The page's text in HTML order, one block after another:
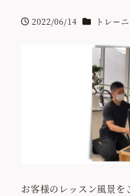
投稿日
2022/06/14 カテゴリー
トレー
お客様のレッスン風景を